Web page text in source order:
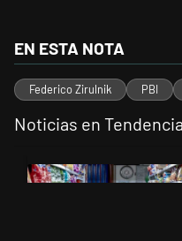
EN ESTA NOTA
Federico Zirulnik PBI
Noticias en Tendencia
Un artículo de tendencia